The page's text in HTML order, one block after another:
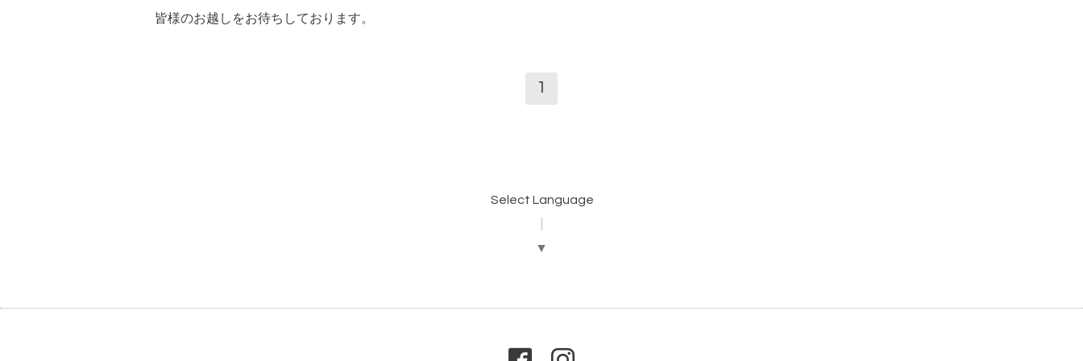
皆様のお越しをお待ちしております。
1
Select Language
▼